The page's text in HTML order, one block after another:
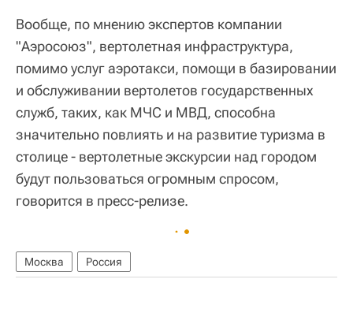
Вообще, по мнению экспертов компании
"Аэросоюз", вертолетная инфраструктура,
помимо услуг аэротакси, помощи в базировании
и обслуживании вертолетов государственных
служб, таких, как МЧС и МВД, способна
значительно повлиять и на развитие туризма в
столице - вертолетные экскурсии над городом
будут пользоваться огромным спросом,
говорится в пресс-релизе.
Москва Россия